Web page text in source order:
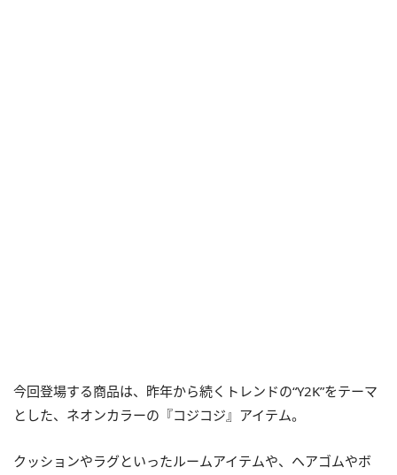
今回登場する商品は、昨年から続くトレンドの“Y2K”をテーマ
とした、ネオンカラーの『コジコジ』アイテム。
クッションやラグといったルームアイテムや、ヘアゴムやボ